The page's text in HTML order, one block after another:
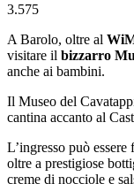
3.575
A Barolo, oltre al
visitare il bizzarro
anche ai bambini.
Il Museo del
cantina accanto al
L’ingresso può
oltre a prestigiose
creme di nocciole e